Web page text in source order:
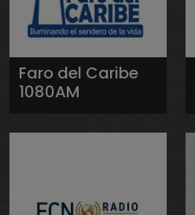
Faro del Caribe
1080AM